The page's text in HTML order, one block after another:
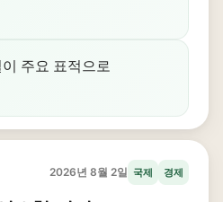
주요 표적으로
2026년 8월 2일 국제 경제